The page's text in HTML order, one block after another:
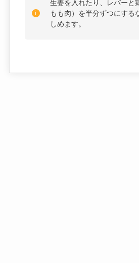
生姜を入れたり、レバーと
もも肉）を半分ずつにする
しめます。